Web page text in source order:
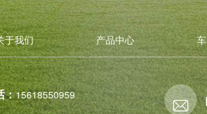
于我们 产品中心
：15618550959